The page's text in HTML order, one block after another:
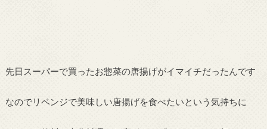
先日スーパーで買ったお惣菜の唐揚げがイマイチだったんです
なのでリベンジで美味しい唐揚げを食べたいという気持ちに